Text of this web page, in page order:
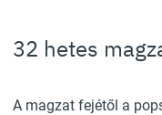
32 hetes
A magzat fejétől a